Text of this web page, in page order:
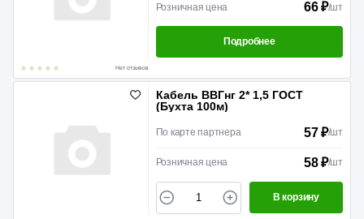
Нет отзывов
Розничная цена 66 ₽/шт
Подробнее
Кабель ВВГнг 2* 1,5 ГОСТ
(Бухта 100м)
По карте партнера 57 ₽/шт
Розничная цена 58 ₽/шт
В корзину